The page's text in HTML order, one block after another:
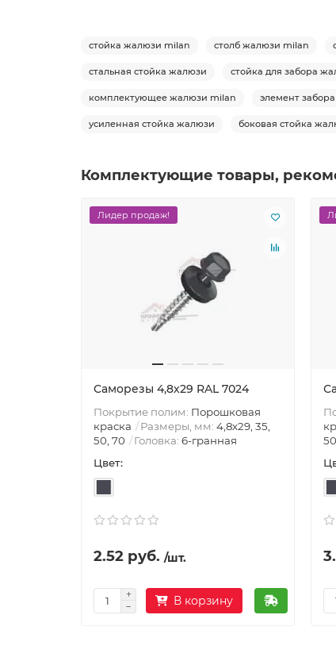
стойка жалюзи milan столб жалюзи milan
стальная стойка жалюзи стойка для забора
комплектующее жалюзи milan элемент
усиленная стойка жалюзи боковая стойка
Комплектующие товары,
Лидер продаж!
Саморезы 4,8х29 RAL 7024
Покрытие полим: Порошковая
краска
Размеры, мм: 4,8х29, 35,
50, 70
Головка: 6-гранная
Цвет:
2.52 руб. /шт.
В корзину